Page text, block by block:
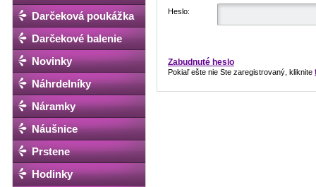
Darčeková poukážka
Darčekové balenie
Novinky
Náhrdelníky
Náramky
Náušnice
Prstene
Hodinky
Heslo:
Zabudnuté heslo
Pokiaľ ešte nie Ste zaregistrovaný, kliknite